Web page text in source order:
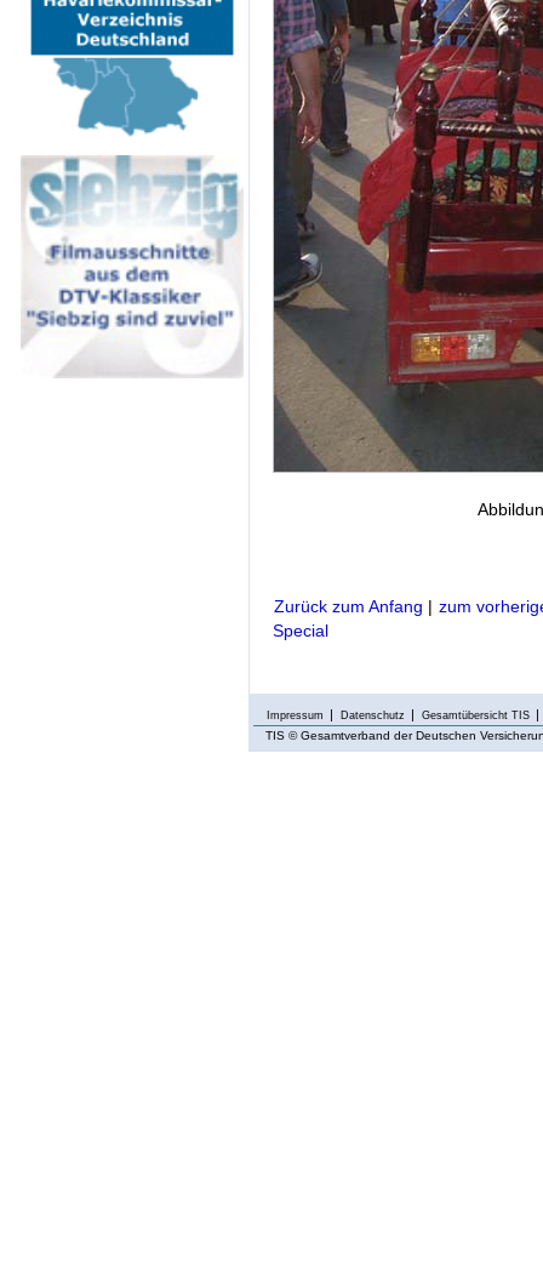
Zurück zum Anfang | zum
Special
Impressum Datenschutz Gesamtübersicht TIS
TIS © Gesamtverband der Deutschen